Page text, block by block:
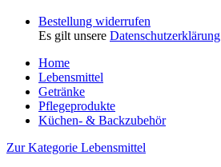
Bestellung widerrufen
Es gilt unsere Datenschutzerklärung
Home
Lebensmittel
Getränke
Pflegeprodukte
Küchen- & Backzubehör
Zur Kategorie Lebensmittel